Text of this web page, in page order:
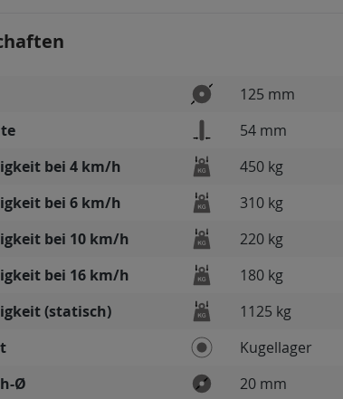
125 mm
54 mm
bei 4 km/h
450 kg
bei 6 km/h
310 kg
bei 10 km/h
220 kg
bei 16 km/h
180 kg
(statisch)
1125 kg
Kugellager
Ø
20 mm